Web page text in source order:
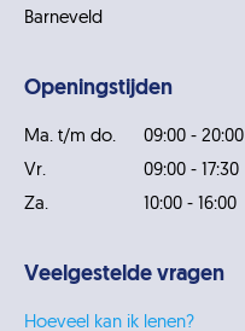
Barneveld
Openingstijden
Ma. t/m do.
09:00 - 20:00
Vr.
09:00 - 17:30
Za.
10:00 - 16:00
Veelgestelde vragen
Hoeveel kan ik lenen?